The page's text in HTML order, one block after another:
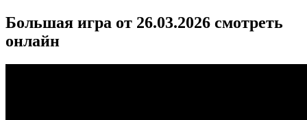
Большая игра от 26.03.2026 смотреть
онлайн